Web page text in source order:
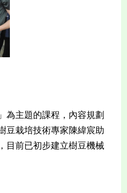
為主題的課程，內容規劃
豆栽培技術專家陳緯宸助
目前已初步建立樹豆機械